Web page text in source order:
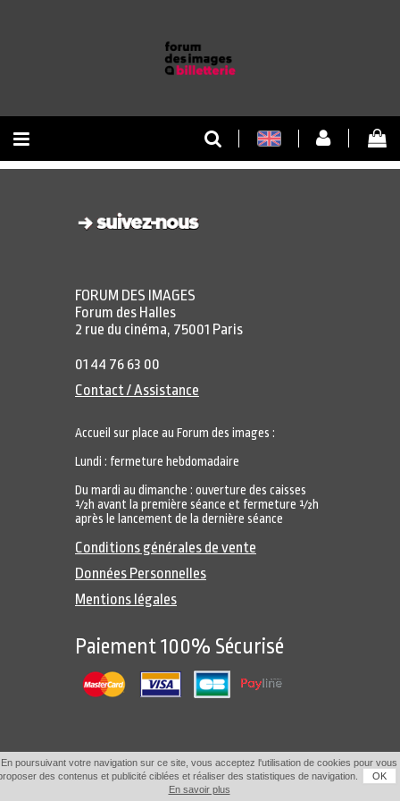
RETOUR À L'ACCUEIL
RETOUR AU SITE
FORUM DES IMAGES
Forum des Halles
2 rue du cinéma, 75001 Paris
01 44 76 63 00
Contact / Assistance
Accueil sur place au Forum des images :
Lundi : fermeture hebdomadaire
Du mardi au dimanche : ouverture des caisses
½h avant la première séance et fermeture ½h
après le lancement de la dernière séance
Conditions générales de vente
Données Personnelles
Mentions légales
Paiement 100% Sécurisé
En poursuivant votre navigation sur ce site, vous acceptez l'utilisation de cookies pour vous
des contenus et publicité ciblées et réaliser des statistiques de navigation.
OK
En savoir plus